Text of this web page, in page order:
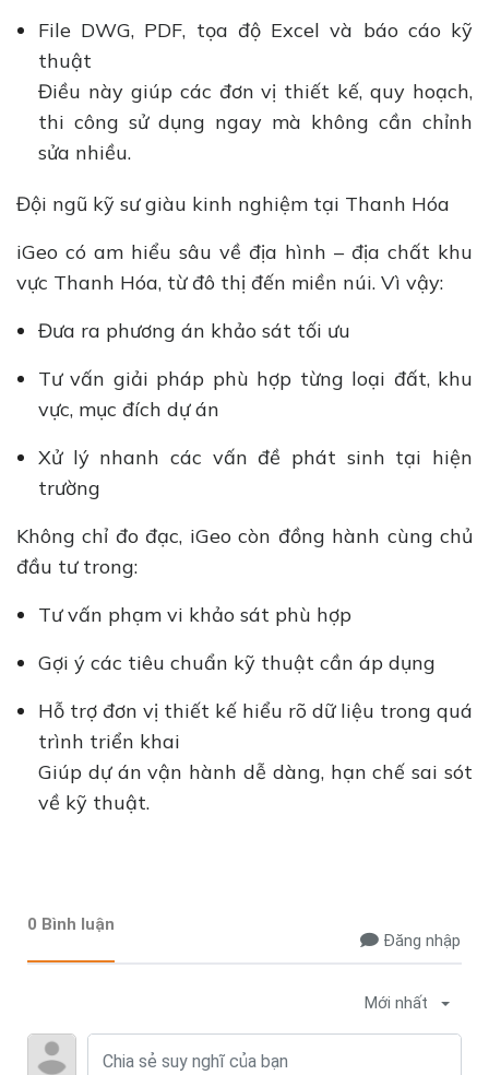
File DWG, PDF, tọa độ Excel và báo cáo kỹ
thuật
Điều này giúp các đơn vị thiết kế, quy hoạch,
thi công sử dụng ngay mà không cần chỉnh
sửa nhiều.
Đội ngũ kỹ sư giàu kinh nghiệm tại Thanh Hóa
iGeo có am hiểu sâu về địa hình – địa chất khu
vực Thanh Hóa, từ đô thị đến miền núi. Vì vậy:
Đưa ra phương án khảo sát tối ưu
Tư vấn giải pháp phù hợp từng loại đất, khu
vực, mục đích dự án
Xử lý nhanh các vấn đề phát sinh tại hiện
trường
Không chỉ đo đạc, iGeo còn đồng hành cùng chủ
đầu tư trong:
Tư vấn phạm vi khảo sát phù hợp
Gợi ý các tiêu chuẩn kỹ thuật cần áp dụng
Hỗ trợ đơn vị thiết kế hiểu rõ dữ liệu trong quá
trình triển khai
Giúp dự án vận hành dễ dàng, hạn chế sai sót
về kỹ thuật.
0 Bình luận
Đăng nhập
Mới nhất